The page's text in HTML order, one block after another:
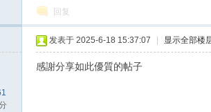
回复
发表于 2025-6-18 15:37:07 显示全部楼
感謝分享如此優質的帖子